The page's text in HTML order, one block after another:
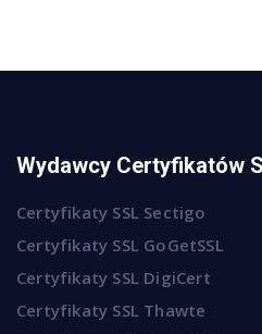
Wydawcy Certyfikatów
Certyfikaty SSL Sectigo
Certyfikaty SSL GoGetSSL
Certyfikaty SSL DigiCert
Certyfikaty SSL Thawte